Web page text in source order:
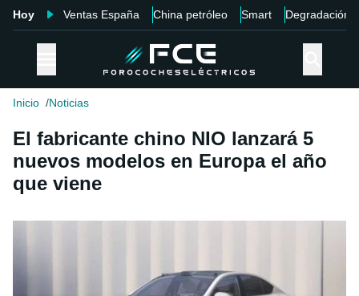
Hoy Ventas España China petróleo Smart Degradación
Inicio Noticias
El fabricante chino NIO lanzará 5
nuevos modelos en Europa el año
que viene